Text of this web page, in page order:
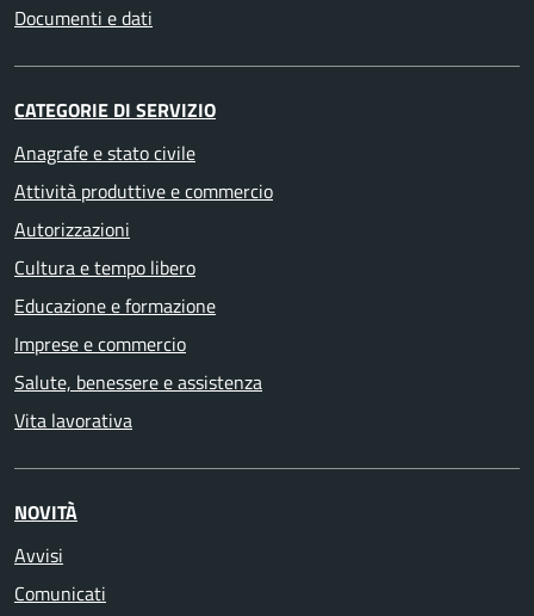
Documenti e dati
CATEGORIE DI SERVIZIO
Anagrafe e stato civile
Attività produttive e commercio
Autorizzazioni
Cultura e tempo libero
Educazione e formazione
Imprese e commercio
Salute, benessere e assistenza
Vita lavorativa
NOVITÀ
Avvisi
Comunicati